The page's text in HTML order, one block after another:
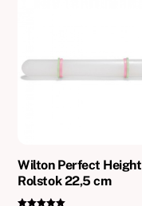
Wilton Perfect Height
Rolstok 22,5 cm